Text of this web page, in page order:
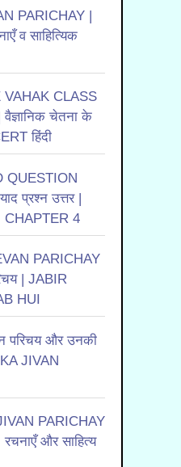
PARICHAY |
व साहित्यिक
VAHAK CLASS
चेतना के
हिंदी
QUESTION
प्रश्न उत्तर |
CHAPTER 4
PARICHAY
| JABIR
HUI
परिचय और उनकी
JIVAN
PARICHAY
रचनाएँ और साहित्य